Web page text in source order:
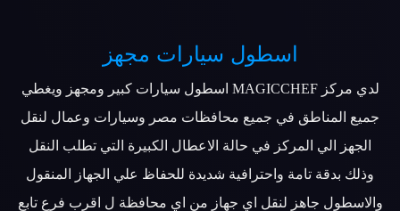
اسطول سيارات مجهز
لدي مركز MAGICCHEF اسطول سيارات كبير ومجهز ويغطي
جميع المناطق في جميع محافظات مصر وسيارات وعمال لنقل
الجهز الي المركز في حالة الاعطال الكبيرة التي تطلب النقل
وذلك بدقة تامة واحترافية شديدة للحفاظ علي الجهاز المنقول
والاسطول جاهز لنقل اي جهاز من اي محافظة ل اقرب فرع تابع